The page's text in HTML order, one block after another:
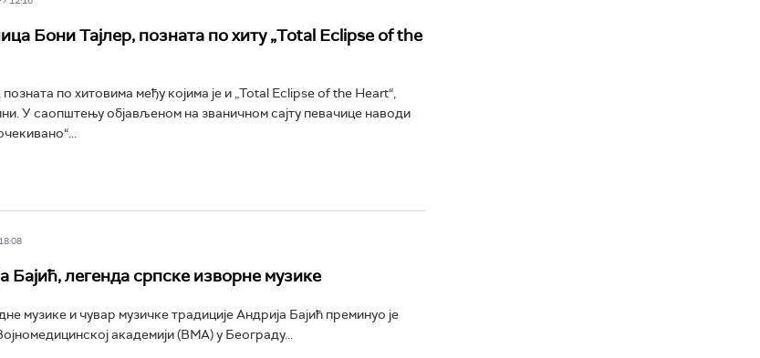
Бони Тајлер, позната по хиту „Total Eclipse of the
по хитовима међу којима је и „Total Eclipse of the Heart“,
У саопштењу објављеном на званичном сајту певачице наводи
Бајић, легенда српске изворне музике
музике и чувар музичке традиције Андрија Бајић преминуо је
академији (ВМА) у Београду...